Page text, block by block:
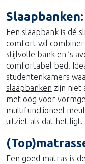
Een slaapbank is dé
comfort wil
stijlvolle bank en ’s
comfortabel bed.
studentenkamers
slaapbanken zijn niet
met oog voor
multifunctioneel
uitziet als dat het ligt.
Een goed matras is